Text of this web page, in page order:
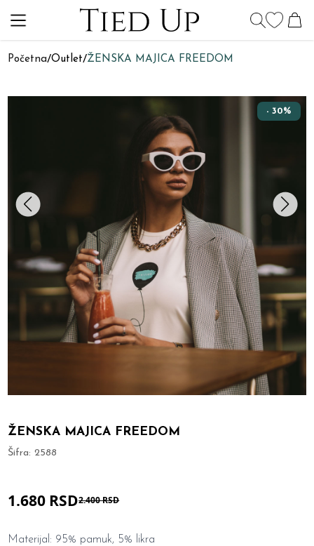
Početna/Outlet/ŽENSKA MAJICA FREEDOM
- 30%
ŽENSKA MAJICA FREEDOM
Šifra:2588
1.680 RSD2.400 RSD
Materijal: 95% pamuk, 5% likra